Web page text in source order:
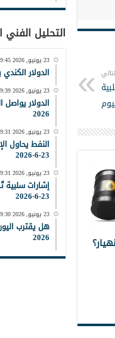
التحليل
23 يونيو, 2026 9:45 ص
الدولار الكندي
23 يونيو, 2026 9:39 ص
2026
23 يونيو, 2026 9:31 ص
النفط يحاول
23-6-2026
23 يونيو, 2026 9:31 ص
إشارات سلبية
23-6-2026
23 يونيو, 2026 9:30 ص
2026